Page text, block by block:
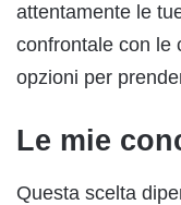
attentamente le
confrontale con le
opzioni per
Le mie
Questa scelta